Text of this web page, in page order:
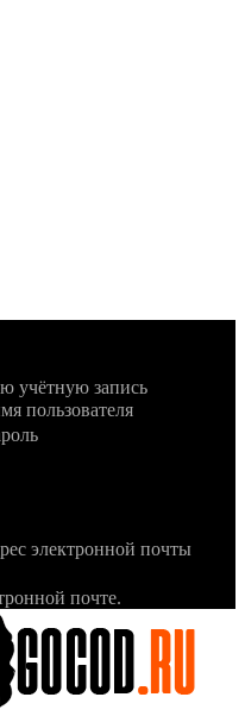
учётную запись
пользователя
электронной почты
почте.